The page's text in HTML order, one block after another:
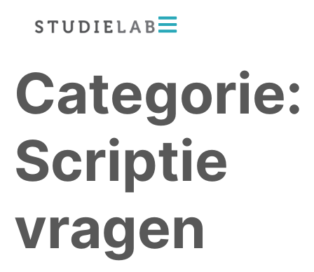
Categorie:
Scriptie
vragen